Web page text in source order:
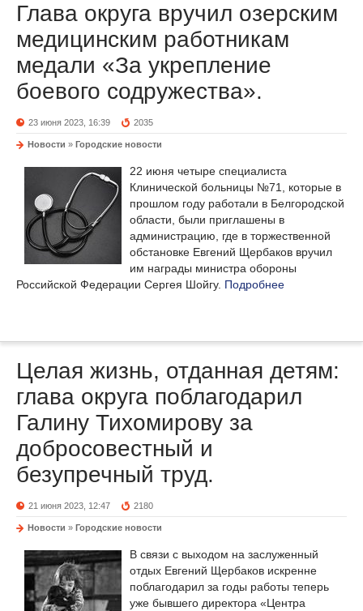
Глава округа вручил озерским
медицинским работникам
медали «За укрепление
боевого содружества».
23 июня 2023, 16:39 2035
Новости » Городские новости
22 июня четыре специалиста
Клинической больницы №71, которые в
прошлом году работали в Белгородской
области, были приглашены в
администрацию, где в торжественной
обстановке Евгений Щербаков вручил
им награды министра обороны
Российской Федерации Сергея Шойгу. Подробнее
Целая жизнь, отданная детям:
глава округа поблагодарил
Галину Тихомирову за
добросовестный и
безупречный труд.
21 июня 2023, 12:47 2180
Новости » Городские новости
В связи с выходом на заслуженный
отдых Евгений Щербаков искренне
поблагодарил за годы работы теперь
уже бывшего директора «Центра